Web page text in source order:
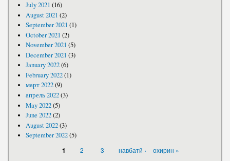
July 2021 (16)
August 2021 (2)
September 2021 (1)
October 2021 (2)
November 2021 (5)
December 2021 (3)
January 2022(6)
February 2022(1)
март 2022(9)
апрель 2022(3)
May 2022(5)
June 2022(2)
August 2022(3)
September 2022(5)
1 2 3 навбатӣ › охирин »